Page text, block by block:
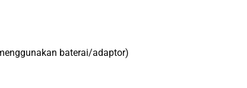
baterai/adaptor)